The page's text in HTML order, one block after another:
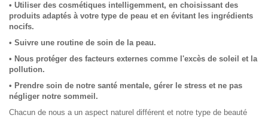
• Utiliser des cosmétiques intelligemment, en choisissant des
produits adaptés à votre type de peau et en évitant les ingrédients
nocifs.
• Suivre une routine de soin de la peau.
• Nous protéger des facteurs externes comme l'excès de soleil et la
pollution.
• Prendre soin de notre santé mentale, gérer le stress et ne pas
négliger notre sommeil.
Chacun de nous a un aspect naturel différent et notre type de beauté